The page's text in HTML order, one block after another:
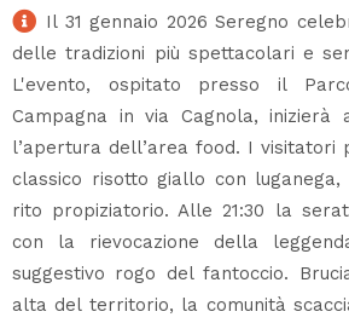
Il 31 gennaio 2026 Seregno
delle tradizioni più spettacolari e
L'evento, ospitato presso il
Campagna in via Cagnola, inizierà
l’apertura dell’area food. I visitatori
classico risotto giallo con
rito propiziatorio. Alle 21:30 la
con la rievocazione della
suggestivo rogo del fantoccio.
alta del territorio, la comunità